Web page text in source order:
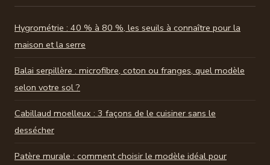
Hygrométrie : 40 % à 80 %, les seuils à connaître pour la
maison et la serre
Balai serpillère : microfibre, coton ou franges, quel modèle
selon votre sol ?
Cabillaud moelleux : 3 façons de le cuisiner sans le
dessécher
Patère murale : comment choisir le modèle idéal pour